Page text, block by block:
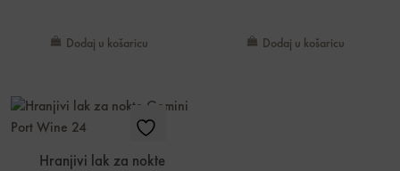
Dodaj u košaricu Dodaj u košaricu
Hranjivi lak za nokte